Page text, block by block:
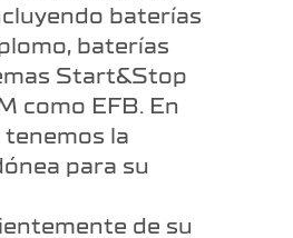
baterías
baterías
Start&Stop
como EFB. En
la
para su
de su